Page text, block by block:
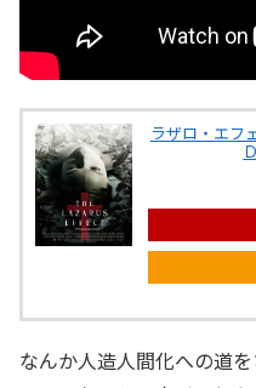
ラザロ・エ
なんか人造人間化への道を